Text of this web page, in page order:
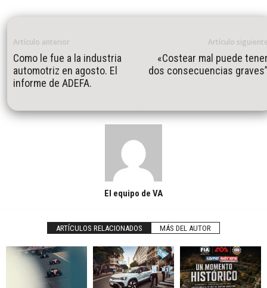
Artículo anterior
Como le fue a la industria
automotriz en agosto. El
informe de ADEFA.
Artículo
«Costear mal puede
dos consecuencias
El equipo de VA
ARTÍCULOS RELACIONADOS MÁS DEL AUTOR